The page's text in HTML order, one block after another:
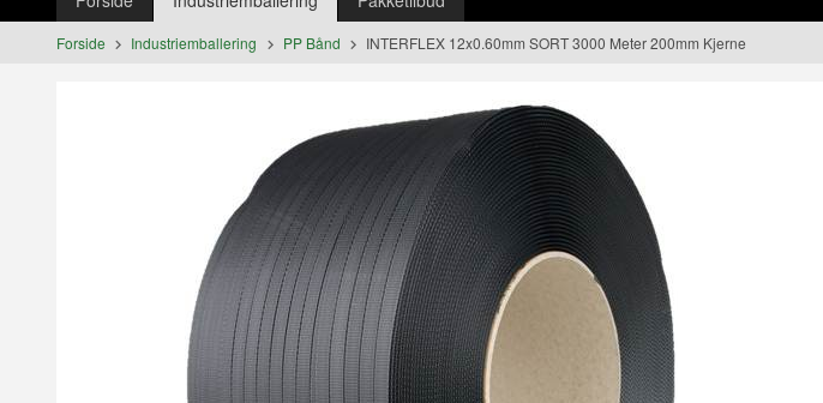
Forside Industriemballering PP Bånd INTERFLEX 12x0.60mm SORT 3000 Meter 200mm Kjerne